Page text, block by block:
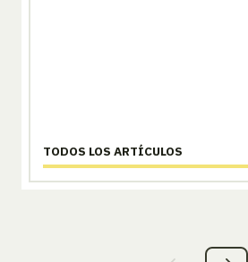
TODOS LOS ARTÍCULOS